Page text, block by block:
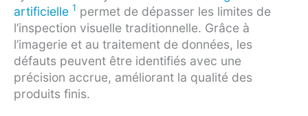
artificielle 1 permet de dépasser les limites de
l’inspection visuelle traditionnelle. Grâce à
l’imagerie et au traitement de données, les
défauts peuvent être identifiés avec une
précision accrue, améliorant la qualité des
produits finis.